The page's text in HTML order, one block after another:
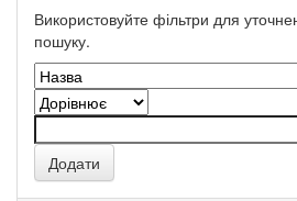
Використовуйте фільтри для
пошуку.